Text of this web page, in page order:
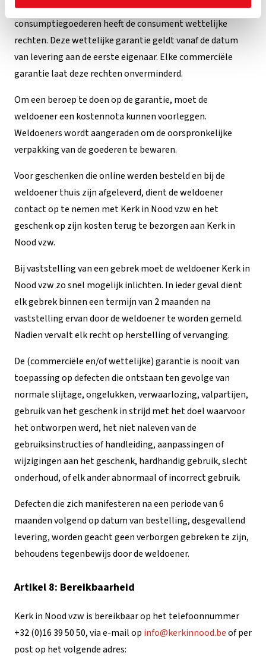
bescherming van de consumenten bij verkoop van
consumptiegoederen heeft de consument wettelijke
rechten. Deze wettelijke garantie geldt vanaf de datum
van levering aan de eerste eigenaar. Elke commerciële
garantie laat deze rechten onverminderd.
Om een beroep te doen op de garantie, moet de
weldoener een kostennota kunnen voorleggen.
Weldoeners wordt aangeraden om de oorspronkelijke
verpakking van de goederen te bewaren.
Voor geschenken die online werden besteld en bij de
weldoener thuis zijn afgeleverd, dient de weldoener
contact op te nemen met Kerk in Nood vzw en het
geschenk op zijn kosten terug te bezorgen aan Kerk in
Nood vzw.
Bij vaststelling van een gebrek moet de weldoener Kerk in
Nood vzw zo snel mogelijk inlichten. In ieder geval dient
elk gebrek binnen een termijn van 2 maanden na
vaststelling ervan door de weldoener te worden gemeld.
Nadien vervalt elk recht op herstelling of vervanging.
De (commerciële en/of wettelijke) garantie is nooit van
toepassing op defecten die ontstaan ten gevolge van
normale slijtage, ongelukken, verwaarlozing, valpartijen,
gebruik van het geschenk in strijd met het doel waarvoor
het ontworpen werd, het niet naleven van de
gebruiksinstructies of handleiding, aanpassingen of
wijzigingen aan het geschenk, hardhandig gebruik, slecht
onderhoud, of elk ander abnormaal of incorrect gebruik.
Defecten die zich manifesteren na een periode van 6
maanden volgend op datum van bestelling, desgevallend
levering, worden geacht geen verborgen gebreken te zijn,
behoudens tegenbewijs door de weldoener.
Artikel 8: Bereikbaarheid
Kerk in Nood vzw is bereikbaar op het telefoonnummer
+32 (0)16 39 50 50, via e-mail op info@kerkinnood.beof per
post op het volgende adres: